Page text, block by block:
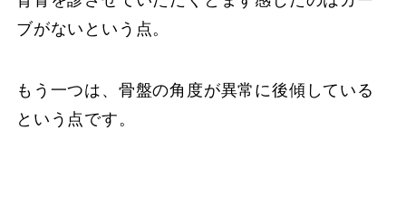
ブがないという点。
もう一つは、骨盤の角度が異常に後傾している
という点です。